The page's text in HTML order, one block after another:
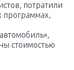
потратили
программах,
стоимостью